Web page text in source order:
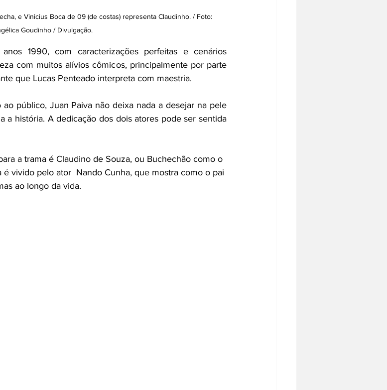
e Vinicius Boca de 09 (de costas) representa Claudinho. / Foto:
Goudinho / Divulgação.
1990, com caracterizações perfeitas e cenários
com muitos alívios cômicos, principalmente por parte
que Lucas Penteado interpreta com maestria.
público, Juan Paiva não deixa nada a desejar na pele
a história. A dedicação dos dois atores pode ser sentida
a trama é Claudino de Souza, ou Buchechão como o
é vivido pelo ator  Nando Cunha, que mostra como o pai
ao longo da vida.